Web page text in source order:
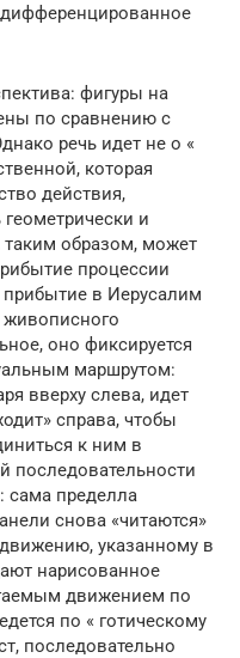
фигуры на
по сравнению с
речь идет не о «
которая
действия,
и
таким образом, может
процессии
в Иерусалим
оно фиксируется
маршрутом:
вверху слева, идет
справа, чтобы
к ним в
последовательности
сама пределла
снова «читаются»
указанному в
нарисованное
движением по
по « готическому
последовательно